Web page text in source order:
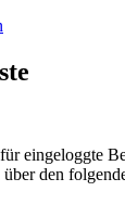
eingeloggte
den